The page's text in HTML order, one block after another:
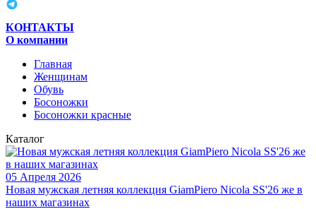
КОНТАКТЫ
О компании
Главная
Женщинам
Обувь
Босоножки
Босоножки красные
Каталог
05 Апреля 2026
Новая мужская летняя коллекция GiamPiero Nicola SS'26 же в
наших магазинах